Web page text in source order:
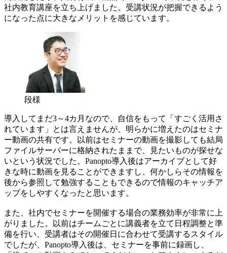
社内教育講座を立ち上げました。受講状況が把握できるよう
になった点に大きなメリットを感じています。
段様
導入してまだ3～4カ月なので、自信をもって「すごく活用さ
れています」とは言えませんが、明らかに増えたのはセミナ
ー動画の共有です。以前はセミナーの動画を撮影しても結局
ファイルサーバーに格納されたままで、見たいものが探せな
いという状況でした。Panopto導入後はアーカイブとして好
きな時に動画を見ることができますし、何かしらその情報を
後から参照して勉強することもできるので情報のキャッチア
ップをしやすくなったと思います。
また、社内でセミナーを開催する場合の業務効率が非常に上
がりました。以前はチームごとに講義者を立て日程調整と準
備を行い、受講者はその開催日に合わせて受講するスタイル
でしたが、Panopto導入後は、セミナーを事前に録画し、